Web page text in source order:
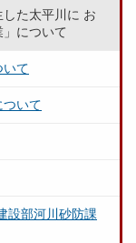
た太平川に お
について
いて
いて
設部河川砂防課